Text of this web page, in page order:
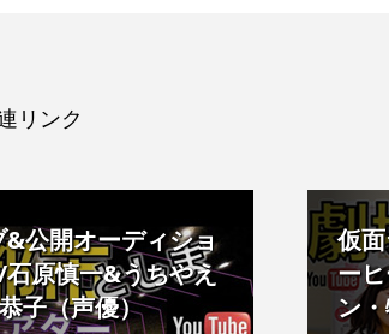
リンク
公開オーディショ
原慎一&うちやえ
子（声優）
仮
ー
ン